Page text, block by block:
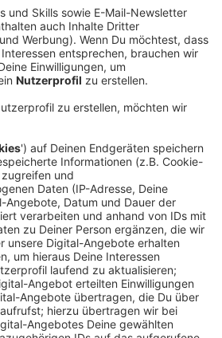
und fünf
Schauspieler oder
ist, stellt er sich auch dem
„Fünf für". Dabei wird
sondern dem Gast
die Hand gedrückt, zu denen er
als Erstes einfällt. Keine
Promotionaussagen -
Geschichten - das ist „Fünf